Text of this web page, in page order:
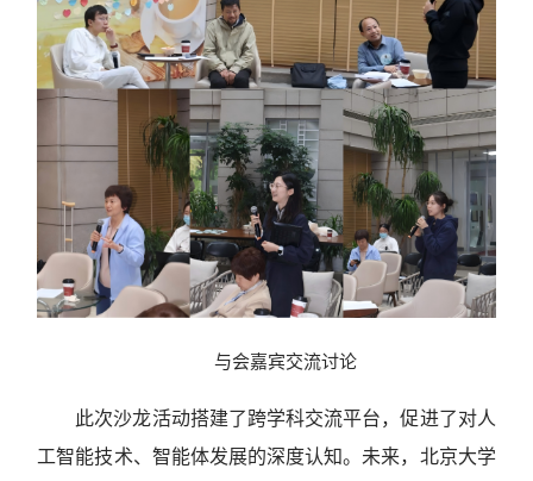
与会嘉宾交流讨论
此次沙龙活动搭建了跨学科交流平台，促进了对人
工智能技术、智能体发展的深度认知。未来，北京大学